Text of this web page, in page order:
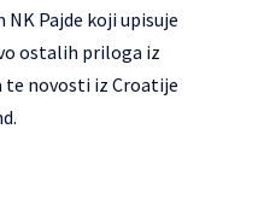
Pajde koji upisuje
ostalih priloga iz
novosti iz Croatije